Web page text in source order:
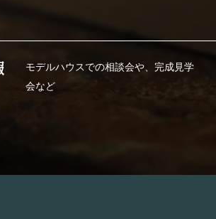
モデルハウスでの相談会や、 完成見学
会など